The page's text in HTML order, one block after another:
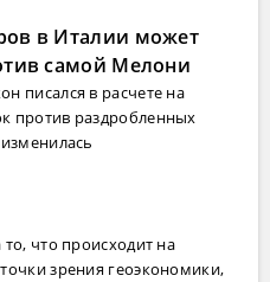
в Италии может
самой Мелони
писался в расчете на
против раздробленных
что происходит на
зрения геоэкономики,